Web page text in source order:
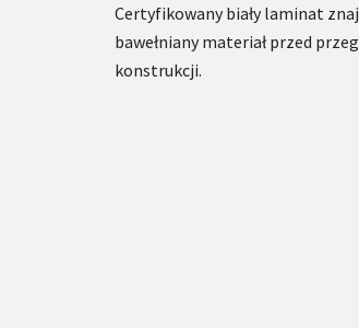
Certyfikowany biały laminat
bawełniany materiał przed
konstrukcji.